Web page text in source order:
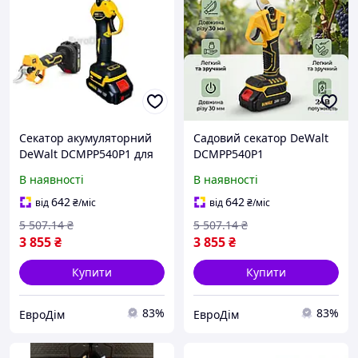
Секатор акумуляторний
DeWalt DCMPP540P1 для
Електроножиці садові
Девольт
В наявності
від642₴/міс
3 855₴
5 507.14 ₴
Купити
ЕвроДім 83%
Садовий секатор DeWalt
DCMPP540P1
мм і захистом від
перевантажень, ємність
АКБ 5 Аг, для гілок
В наявності
від642₴/міс
3 855₴
5 507.14 ₴
Купити
ЕвроДім 83%